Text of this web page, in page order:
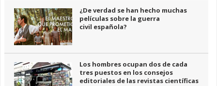
¿De verdad se han hecho muchas
películas sobre la guerra
civil española?
Los hombres ocupan dos de cada
tres puestos en los consejos
editoriales de las revistas científicas